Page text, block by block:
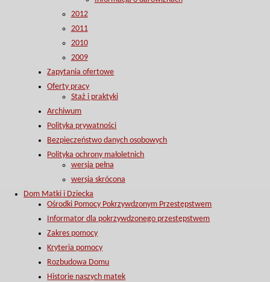
2012
2011
2010
2009
Zapytania ofertowe
Oferty pracy
Staż i praktyki
Archiwum
Polityka prywatności
Bezpieczeństwo danych osobowych
Polityka ochrony małoletnich
wersja pełna
wersja skrócona
Dom Matki i Dziecka
Ośrodki Pomocy Pokrzywdzonym Przestępstwem
Informator dla pokrzywdzonego przestępstwem
Zakres pomocy
Kryteria pomocy
Rozbudowa Domu
Historie naszych matek